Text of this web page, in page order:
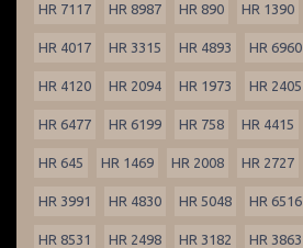
HR 7117 HR 8987 HR 890 HR 1390
HR 4017 HR 3315 HR 4893 HR 6960
HR 4120 HR 2094 HR 1973 HR 2405
HR 6477 HR 6199 HR 758 HR 4415
HR 645 HR 1469 HR 2008 HR 2727
HR 3991 HR 4830 HR 5048 HR 6516
HR 8531 HR 2498 HR 3182 HR 3863